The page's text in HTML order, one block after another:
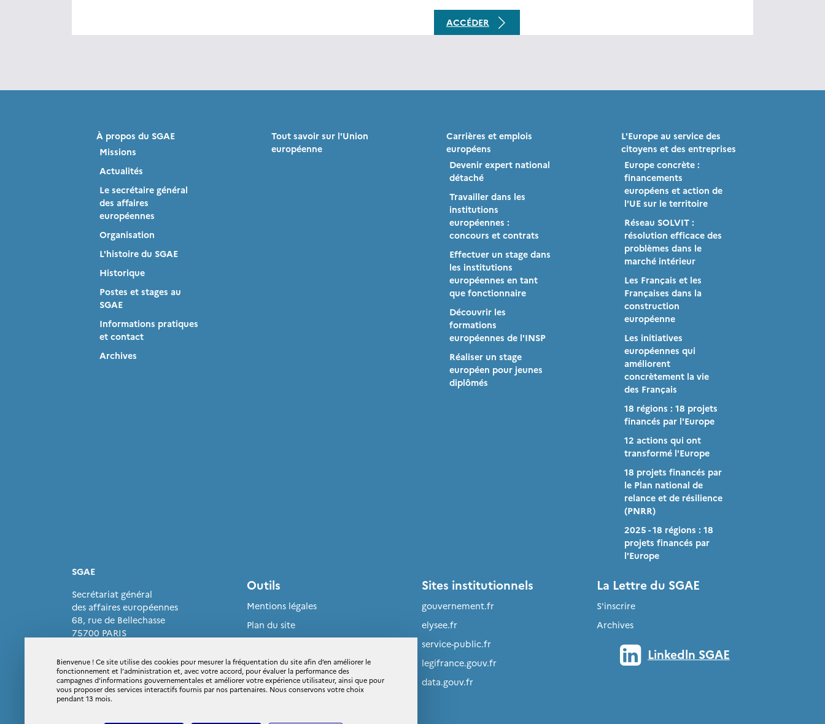
Bienvenue ! Ce site utilise des cookies pour mesurer la fréquentation du site afin d’en améliorer le
fonctionnement et l’administration et, avec votre accord, pour évaluer la performance des
campagnes d’informations gouvernementales et améliorer votre expérience utilisateur, ainsi que pour
vous proposer des services interactifs fournis par nos partenaires. Nous conservons votre choix
pendant 13 mois.
ACCÉDER
À propos du SGAE
Missions
Actualités
Le secrétaire général
des affaires
européennes
Organisation
L'histoire du SGAE
Historique
Postes et stages au
SGAE
Informations pratiques
et contact
Archives
Tout savoir sur l'Union
européenne
Carrières et emplois
européens
Devenir expert national
détaché
Travailler dans les
institutions
européennes :
concours et contrats
Effectuer un stage dans
les institutions
européennes en tant
que fonctionnaire
Découvrir les
formations
européennes de l'INSP
Réaliser un stage
européen pour jeunes
diplômés
L'Europe au service des
citoyens et des entreprises
Europe concrète :
financements
européens et action de
l'UE sur le territoire
Réseau SOLVIT :
résolution efficace des
problèmes dans le
marché intérieur
Les Français et les
Françaises dans la
construction
européenne
Les initiatives
européennes qui
améliorent
concrètement la vie
des Français
18 régions : 18 projets
financés par l'Europe
12 actions qui ont
transformé l'Europe
18 projets financés par
le Plan national de
relance et de résilience
(PNRR)
2025 - 18 régions : 18
projets financés par
l'Europe
SGAE
Secrétariat général
des affaires européennes
68, rue de Bellechasse
75700 PARIS
Outils
Mentions légales
Plan du site
Extranet
Données personnelles et cookies
Sites institutionnels
gouvernement.fr
elysee.fr
service-public.fr
legifrance.gouv.fr
data.gouv.fr
La Lettre du SGAE
S'inscrire
Archives
Linkedln SGAE